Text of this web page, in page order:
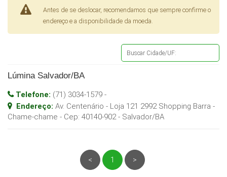
Antes de se deslocar, recomendamos que sempre confirme o
endereço e a disponibilidade da moeda.
Lúmina Salvador/BA
Telefone: (71) 3034-1579 -
Endereço: Av. Centenário - Loja 121 2992 Shopping Barra -
Chame-chame - Cep: 40140-902- Salvador/BA
< 1 >